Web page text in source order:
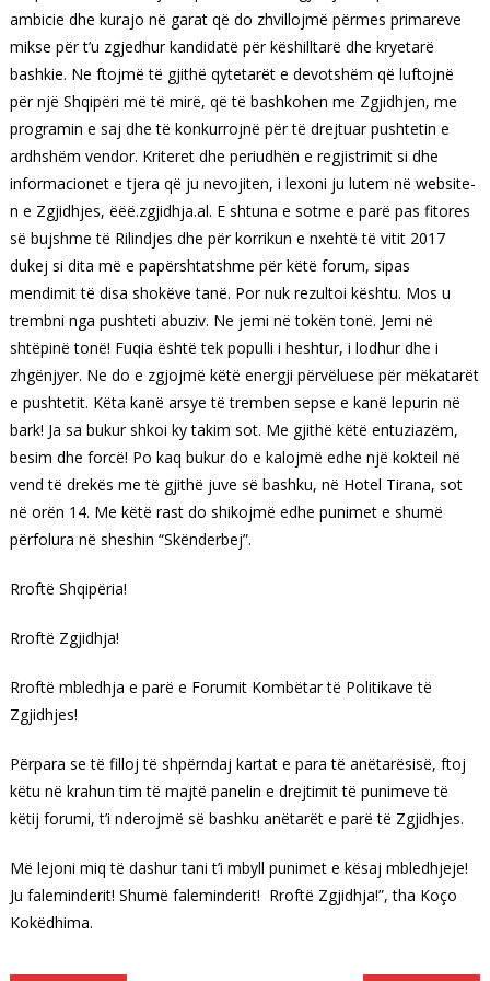
ambicie dhe kurajo në garat që do zhvillojmë përmes primareve
mikse për t’u zgjedhur kandidatë për këshilltarë dhe kryetarë
bashkie. Ne ftojmë të gjithë qytetarët e devotshëm që luftojnë
për një Shqipëri më të mirë, që të bashkohen me Zgjidhjen, me
programin e saj dhe të konkurrojnë për të drejtuar pushtetin e
ardhshëm vendor. Kriteret dhe periudhën e regjistrimit si dhe
informacionet e tjera që ju nevojiten, i lexoni ju lutem në website-
n e Zgjidhjes, ëëë.zgjidhja.al. E shtuna e sotme e parë pas fitores
së bujshme të Rilindjes dhe për korrikun e nxehtë të vitit 2017
dukej si dita më e papërshtatshme për këtë forum, sipas
mendimit të disa shokëve tanë. Por nuk rezultoi kështu. Mos u
trembni nga pushteti abuziv. Ne jemi në tokën tonë. Jemi në
shtëpinë tonë! Fuqia është tek populli i heshtur, i lodhur dhe i
zhgënjyer. Ne do e zgjojmë këtë energji përvëluese për mëkatarët
e pushtetit. Këta kanë arsye të tremben sepse e kanë lepurin në
bark! Ja sa bukur shkoi ky takim sot. Me gjithë këtë entuziazëm,
besim dhe forcë! Po kaq bukur do e kalojmë edhe një kokteil në
vend të drekës me të gjithë juve së bashku, në Hotel Tirana, sot
në orën 14. Me këtë rast do shikojmë edhe punimet e shumë
përfolura në sheshin “Skënderbej”.
Rroftë Shqipëria!
Rroftë Zgjidhja!
Rroftë mbledhja e parë e Forumit Kombëtar të Politikave të
Zgjidhjes!
Përpara se të filloj të shpërndaj kartat e para të anëtarësisë, ftoj
këtu në krahun tim të majtë panelin e drejtimit të punimeve të
këtij forumi, t’i nderojmë së bashku anëtarët e parë të Zgjidhjes.
Më lejoni miq të dashur tani t’i mbyll punimet e kësaj mbledhjeje!
Ju faleminderit! Shumë faleminderit! Rroftë Zgjidhja!”, tha Koço
Kokëdhima.